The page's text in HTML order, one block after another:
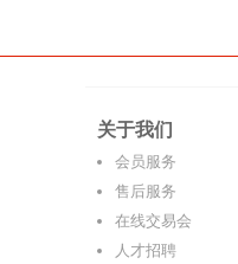
关于我们
会员服务
售后服务
在线交易会
人才招聘